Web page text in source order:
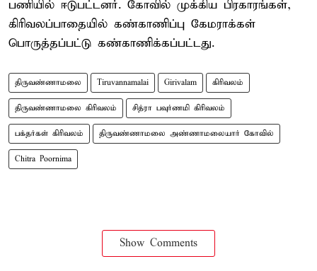
பணியில் ஈடுபட்டனர். கோவில் முக்கிய பிரகாரங்கள்,
கிரிவலப்பாதையில் கண்காணிப்பு கேமராக்கள்
பொருத்தப்பட்டு கண்காணிக்கப்பட்டது.
திருவண்ணாமலை Tiruvannamalai Girivalam கிரிவலம்
திருவண்ணாமலை கிரிவலம் சித்ரா பவுர்ணமி கிரிவலம்
பக்தர்கள் கிரிவலம் திருவண்ணாமலை அண்ணாமலையார் கோவில்
Chitra Poornima
Show Comments